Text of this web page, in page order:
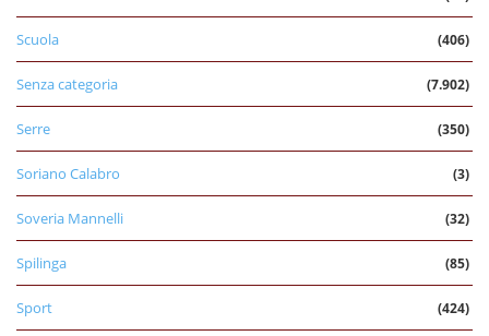
Scuola (406)
Senza categoria (7.902)
Serre (350)
Soriano Calabro (3)
Soveria Mannelli (32)
Spilinga (85)
Sport (424)